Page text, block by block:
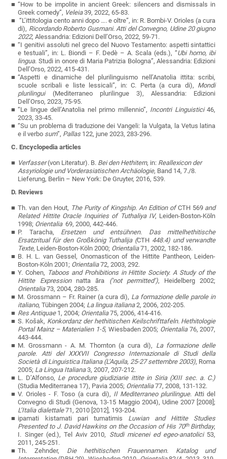
“How to be impolite in ancient Greek: silencers and dismissals in
Greek comedy”, Veleia39, 2022, 65-83.
“L’ittitologia cento anni dopo …. e oltre”, in: R. Bombi-V. Orioles (a cura
di), Ricordando Roberto Gusmani. Atti del Convegno, Udine 20 giugno
2022, Alessandria: Edizioni Dell’Orso, 2022, 59-71.
“I genitivi assoluti nel greco del Nuovo Testamento: aspetti sintattici
e testuali”, in: L. Biondi – F. Dedè – A. Scala (eds.), “Ubi homo, ibi
lingua. Studi in onore di Maria Patrizia Bologna”, Alessandria: Edizioni
Dell’Orso,2022, 415-431.
“Aspetti e dinamiche del plurilinguismo nell’Anatolia ittita: scribi,
scuole scribali e liste lessicali”, in: C. Perta (a cura di), Mondi
plurilingui(Mediterraneo plurilingue 3), Alessandria: Edizioni
Dell’Orso, 2023, 75-95.
“Le lingue dell’Anatolia nel primo millennio”, Incontri Linguistici46,
2023, 33-45.
“Su un problema di traduzione dei Vangeli: la Vulgata, la Vetus latina
e il verbo sum”, Pallas122, june 2023, 283-296.
C. Encyclopedia articles
Verfasser(von Literatur). B. Bei den Hethitern, in: Reallexicon der
Assyriologie und Vorderasiatischen Archäologie, Band 14, 7./8.
Lieferung, Berlin – New York: De Gruyter, 2016, 539.
D. Reviews
Th. van den Hout, The Purity of Kingship. An Edition ofCTH 569 and
Related Hittite Oracle Inquiries of Tuthaliya IV, Leiden-Boston-Köln
1998; Orientalia69, 2000, 442-446.
P. Taracha, Ersetzen und entsühnen. Das mittelhethitische
Ersatzritual für den Großkönig Tuthalija (CTH 448.4) und verwandte
Texte, Leiden-Boston-Köln 2000; Orientalia71, 2002, 182-186.
B. H. L. van Gessel, Onomasticon of the Hittite Pantheon, Leiden-
Boston-Köln 2001; Orientalia72, 2003, 292.
Y. Cohen, Taboos and Prohibitions in Hittite Society. A Study of the
Hittite Expression nattaāra (‘not permitted’), Heidelberg 2002;
Orientalia73, 2004, 280-285.
M. Grossmann – Fr. Rainer (a cura di), La formazione delle parole in
italiano, Tübingen 2004; La lingua italiana2, 2006, 202-205.
Res Antiquae1, 2004; Orientalia75, 2006, 414-416.
S. Košak, Konkordanz der hethitischen Keilschrifttafeln. Hethitologie
Portal Mainz – Materialien 1-5, Wiesbaden 2005; Orientalia76, 2007,
443-444.
M. Grossmann - A. M. Thornton (a cura di), La formazione delle
parole. Atti del XXXVII Congresso Internazionale di Studi della
Società di Linguistica Italiana (L’Aquila, 25-27 settembre 2003), Roma
2005; La Lingua Italiana3, 2007, 207-212.
L. D’Alfonso, Le procedure giudiziarie ittite in Siria (XIII sec. a. C.)
(Studia Mediterranea 17), Pavia 2005; Orientalia77, 2008, 131-132.
V. Orioles - F. Toso (a cura di), Il Mediterraneo plurilingue. Atti del
Convegno di Studi (Genova, 13-15 Maggio 2004), Udine 2007 [2008];
L’Italia dialettale71, 2010 [2012], 193-204.
ipamati kistamati pari tumatimis Luwian and Hittite Studies
Presented to J. David Hawkins on the Occasion of His 70thBirthday,
I. Singer (ed.), Tel Aviv 2010, Studi micenei ed egeo-anatolici 53,
2011, 245-251.
Th. Zehnder, Die hethitischen Frauennamen. Katalog und